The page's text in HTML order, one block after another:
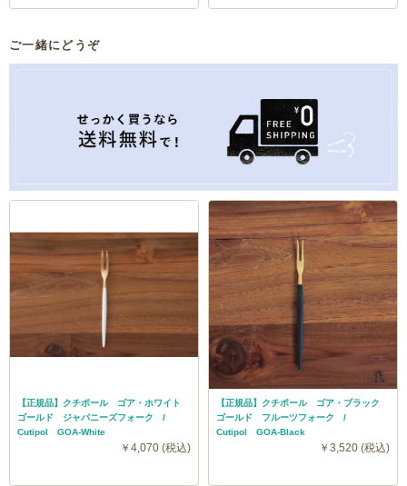
ご一緒にどうぞ
【正規品】クチポール ゴア・ホワイト
ゴールド ジャパニーズフォーク /
Cutipol GOA-White
￥4,070 (税込)
【正規品】クチポール ゴア・ブラック
ゴールド フルーツフォーク /
Cutipol GOA-Black
￥3,520 (税込)